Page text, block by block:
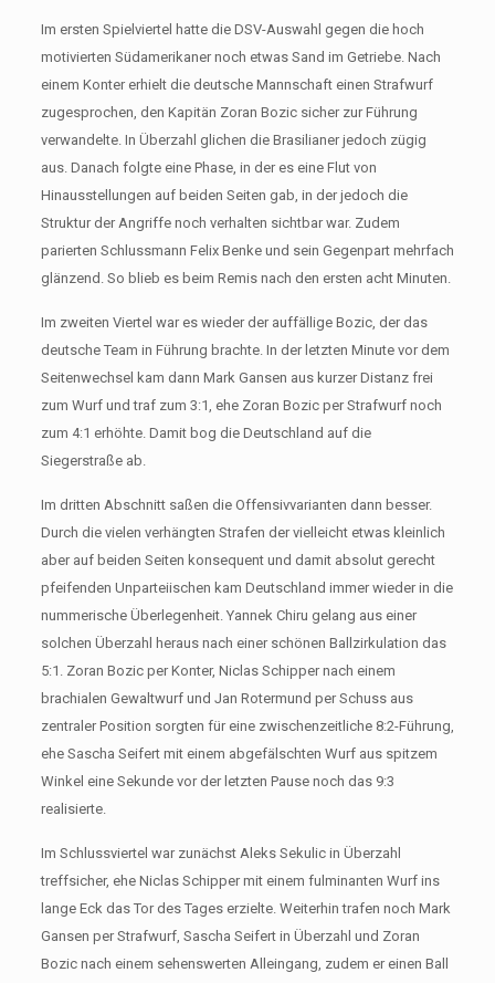
Im ersten Spielviertel hatte die DSV-Auswahl gegen die hoch
motivierten Südamerikaner noch etwas Sand im Getriebe. Nach
einem Konter erhielt die deutsche Mannschaft einen Strafwurf
zugesprochen, den Kapitän Zoran Bozic sicher zur Führung
verwandelte. In Überzahl glichen die Brasilianer jedoch zügig
aus. Danach folgte eine Phase, in der es eine Flut von
Hinausstellungen auf beiden Seiten gab, in der jedoch die
Struktur der Angriffe noch verhalten sichtbar war. Zudem
parierten Schlussmann Felix Benke und sein Gegenpart mehrfach
glänzend. So blieb es beim Remis nach den ersten acht Minuten.
Im zweiten Viertel war es wieder der auffällige Bozic, der das
deutsche Team in Führung brachte. In der letzten Minute vor dem
Seitenwechsel kam dann Mark Gansen aus kurzer Distanz frei
zum Wurf und traf zum 3:1, ehe Zoran Bozic per Strafwurf noch
zum 4:1 erhöhte. Damit bog die Deutschland auf die
Siegerstraße ab.
Im dritten Abschnitt saßen die Offensivvarianten dann besser.
Durch die vielen verhängten Strafen der vielleicht etwas kleinlich
aber auf beiden Seiten konsequent und damit absolut gerecht
pfeifenden Unparteiischen kam Deutschland immer wieder in die
nummerische Überlegenheit. Yannek Chiru gelang aus einer
solchen Überzahl heraus nach einer schönen Ballzirkulation das
5:1. Zoran Bozic per Konter, Niclas Schipper nach einem
brachialen Gewaltwurf und Jan Rotermund per Schuss aus
zentraler Position sorgten für eine zwischenzeitliche 8:2-Führung,
ehe Sascha Seifert mit einem abgefälschten Wurf aus spitzem
Winkel eine Sekunde vor der letzten Pause noch das 9:3
realisierte.
Im Schlussviertel war zunächst Aleks Sekulic in Überzahl
treffsicher, ehe Niclas Schipper mit einem fulminanten Wurf ins
lange Eck das Tor des Tages erzielte. Weiterhin trafen noch Mark
Gansen per Strafwurf, Sascha Seifert in Überzahl und Zoran
Bozic nach einem sehenswerten Alleingang, zudem er einen Ball